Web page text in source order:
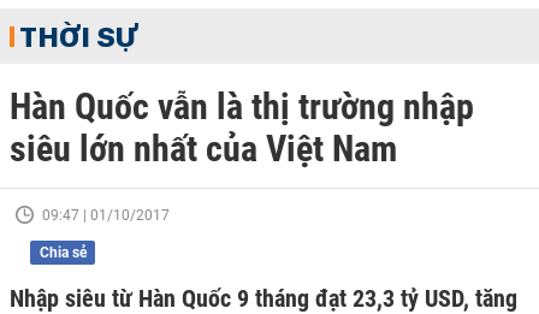
THỜI SỰ
Hàn Quốc vẫn là thị trường nhập
siêu lớn nhất của Việt Nam
09:47 | 01/10/2017
Chia sẻ
Nhập siêu từ Hàn Quốc 9 tháng đạt 23,3 tỷ USD, tăng